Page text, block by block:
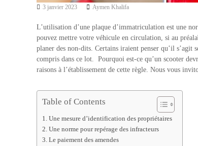
3 janvier 2023 Aymen Khalifa
L’utilisation d’une plaque d’immatriculation est une
pouvez mettre votre véhicule en circulation, si au
planer des non-dits. Certains iraient penser qu’il s’agit
compris dans ce lot. Pourquoi est-ce qu’un scooter
raisons à l’établissement de cette règle. Nous vous
Table of Contents
Une mesure d’identification des propriétaires
Une norme pour repérage des infracteurs
Le paiement des amendes